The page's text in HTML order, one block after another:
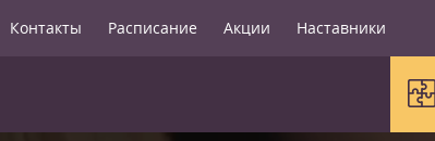
Контакты Расписание Акции Наставники